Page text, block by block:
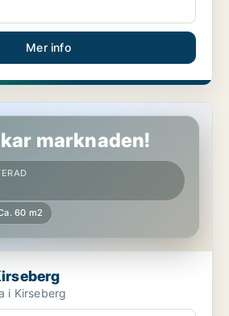
Mer info
marknaden!
60 m2
i Kirseberg